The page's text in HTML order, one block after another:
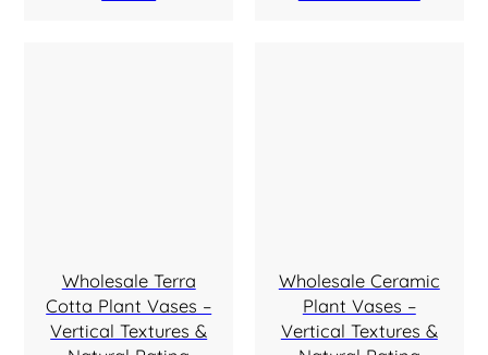
Wholesale Terra
Cotta Plant Vases –
Vertical Textures &
Wholesale Ceramic
Plant Vases –
Vertical Textures &